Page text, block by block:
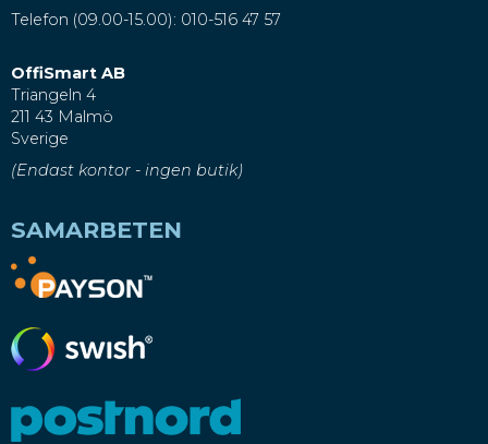
Telefon (09.00-15.00): 010-516 47 57
OffiSmart AB
Triangeln 4
211 43 Malmö
Sverige
(Endast kontor - ingen butik)
SAMARBETEN